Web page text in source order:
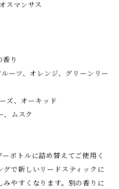
スマンサス
り
ーツ、オレンジ、グリーンリー
ズ、オーキッド
、ムスク
ボトルに詰め替えてご使用く
で新しいリードスティックに
やすくなります。別の香りに